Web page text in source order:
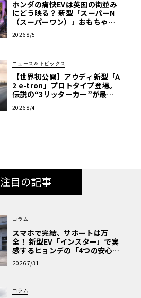
ホンダの痛快EVは英国の街並み
にどう映る？ 新型「スーパーN
（スーパーワン）」おもちゃ箱
2026 8/5
ニュース＆トピックス
【世界初公開】アウディ新型「A
2 e-tron」プロトタイプ登場。
伝説の“3リッターカー”が最高
【画像38枚】
2026 8/4
注目の記事
コラム
スマホで完結、サポートは万
全！ 新型EV「インスター」で実
感するヒョンデの「4つの安心」
【第1回・ヒョンデ6つの疑問：
Why? Hyundai?】〈PR〉
2026 7/31
コラム